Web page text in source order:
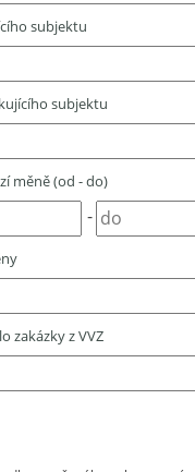
subjektu
subjektu
měně (od - do)
-
zakázky z VVZ